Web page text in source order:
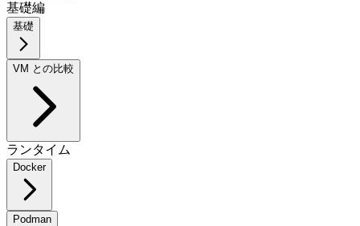
基礎編
基礎
VM との比較
ランタイム
Docker
Podman